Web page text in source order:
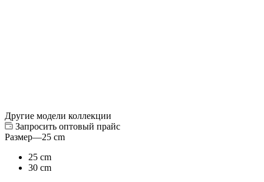
Другие модели коллекции
Запросить оптовый прайс
Размер—25 cm
25 cm
30 cm